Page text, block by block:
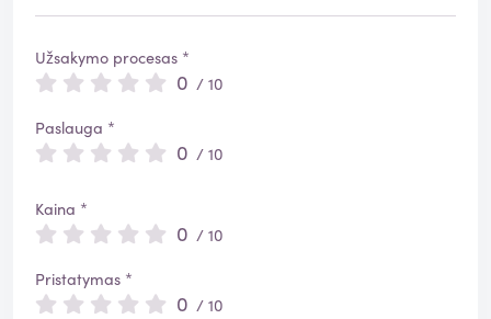
Užsakymo procesas *
0 / 10
Paslauga *
0 / 10
Kaina *
0 / 10
Pristatymas *
0 / 10